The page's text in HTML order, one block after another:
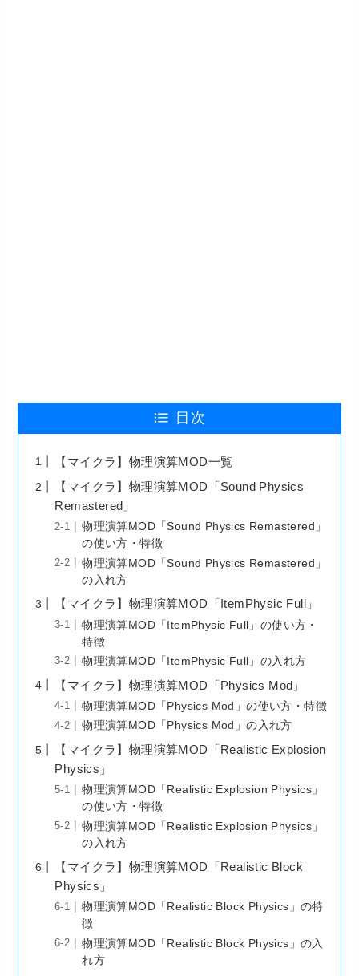
目次
【マイクラ】物理演算MOD一覧
【マイクラ】物理演算MOD「Sound Physics
Remastered」
物理演算MOD「Sound Physics Remastered」
の使い方・特徴
物理演算MOD「Sound Physics Remastered」
の入れ方
【マイクラ】物理演算MOD「ItemPhysic Full」
物理演算MOD「ItemPhysic Full」の使い方・
特徴
物理演算MOD「ItemPhysic Full」の入れ方
【マイクラ】物理演算MOD「Physics Mod」
物理演算MOD「Physics Mod」の使い方・特徴
物理演算MOD「Physics Mod」の入れ方
【マイクラ】物理演算MOD「Realistic Explosion
Physics」
物理演算MOD「Realistic Explosion Physics」
の使い方・特徴
物理演算MOD「Realistic Explosion Physics」
の入れ方
【マイクラ】物理演算MOD「Realistic Block
Physics」
物理演算MOD「Realistic Block Physics」の特
徴
物理演算MOD「Realistic Block Physics」の入
れ方